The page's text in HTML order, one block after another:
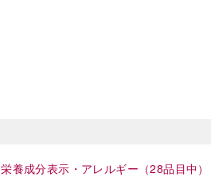
栄養成分表示・アレルギー（28品目中）